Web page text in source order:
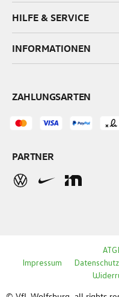
HILFE & SERVICE
INFORMATIONEN
PARTNER
ZAHLUNGSARTEN
Impressum
Datenschutz